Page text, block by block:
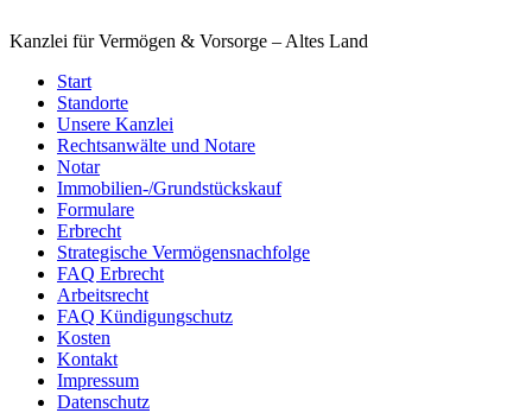
Kanzlei für Vermögen & Vorsorge – Altes Land
Start
Standorte
Unsere Kanzlei
Rechtsanwälte und Notare
Notar
Immobilien-/Grundstückskauf
Formulare
Erbrecht
Strategische Vermögensnachfolge
FAQ Erbrecht
Arbeitsrecht
FAQ Kündigungschutz
Kosten
Kontakt
Impressum
Datenschutz